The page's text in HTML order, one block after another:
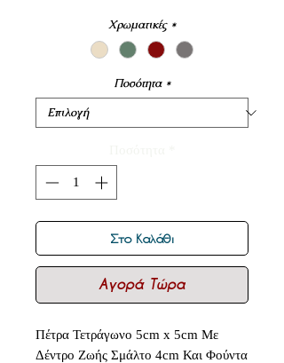
Χρωματικές *
Ποσότητα *
Στο Καλάθι
Αγορά Τώρα
Πέτρα Τετράγωνο 5cm x 5cm Με
Δέντρο Ζωής Σμάλτο 4cm Και Φούντα